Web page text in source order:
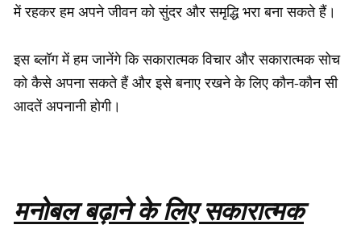
में रहकर हम अपने जीवन को सुंदर और समृद्धि भरा बना सकते हैं।
इस ब्लॉग में हम जानेंगे कि सकारात्मक विचार और सकारात्मक सोच
को कैसे अपना सकते हैं और इसे बनाए रखने के लिए कौन-कौन सी
आदतें अपनानी होगी।
मनोबल बढ़ाने के लिए सकारात्मक